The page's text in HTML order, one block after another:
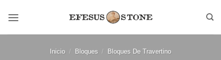
Inicio / Bloques / Bloques De Travertino